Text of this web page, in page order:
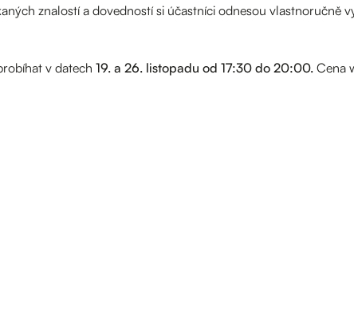
znalostí a dovedností si účastníci odnesou vlastnoručně
v datech 19. a 26. listopadu od 17:30 do 20:00. Cena